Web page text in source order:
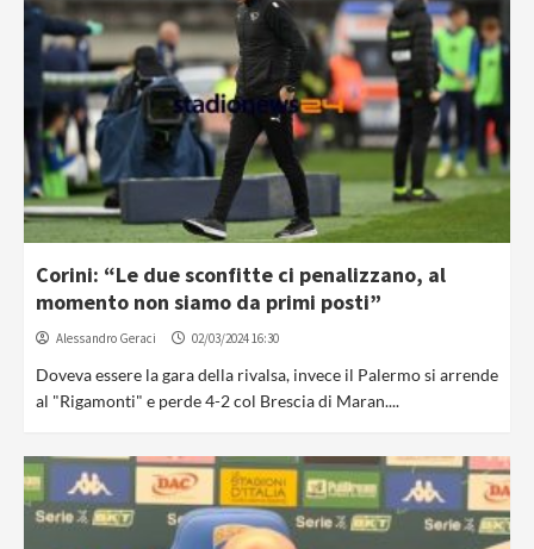
Corini: “Le due sconfitte ci penalizzano, al
momento non siamo da primi posti”
Alessandro Geraci 02/03/2024 16:30
Doveva essere la gara della rivalsa, invece il Palermo si arrende
al "Rigamonti" e perde 4-2 col Brescia di Maran....